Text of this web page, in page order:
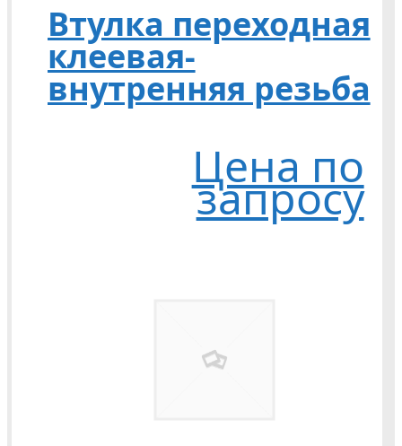
Втулка переходная
клеевая-
внутренняя резьба
Цена по
запросу